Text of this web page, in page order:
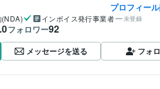
プロフィー
(NDA) インボイス発行事業者 未登録
フォロワー92
メッセージを送る フォ